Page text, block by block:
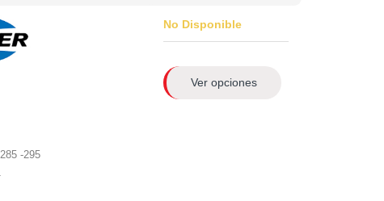
285 -295
No Disponible
Ver opciones